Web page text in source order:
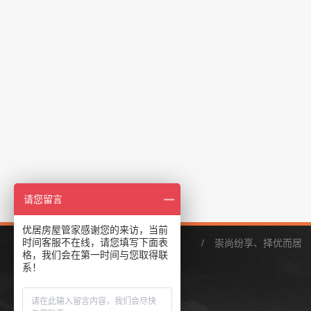
/ 崇尚纷享、择优而居
关于我们
请您留言
优居房屋管家感谢您的来访，当前
时间客服不在线，请您填写下面表
格，我们会在第一时间与您取得联
系！